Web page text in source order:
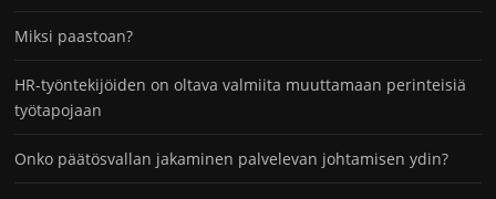
Miksi paastoan?
HR-työntekijöiden on oltava valmiita muuttamaan perinteisiä
työtapojaan
Onko päätösvallan jakaminen palvelevan johtamisen ydin?